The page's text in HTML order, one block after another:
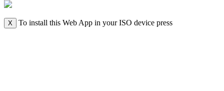
X To install this Web App in your ISO device press